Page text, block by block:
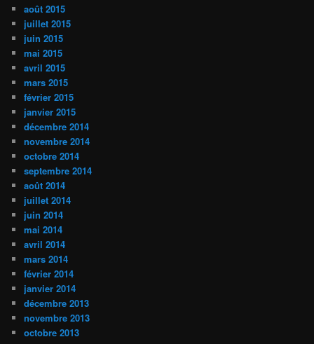
août 2015
juillet 2015
juin 2015
mai 2015
avril 2015
mars 2015
février 2015
janvier 2015
décembre 2014
novembre 2014
octobre 2014
septembre 2014
août 2014
juillet 2014
juin 2014
mai 2014
avril 2014
mars 2014
février 2014
janvier 2014
décembre 2013
novembre 2013
octobre 2013